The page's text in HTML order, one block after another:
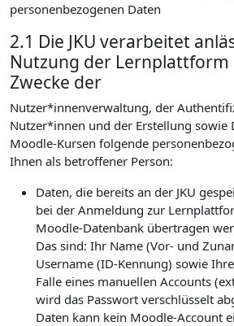
personenbezogenen Daten
2.1 Die JKU verarbeitet
Nutzung der Lernplattform
Zwecke der
Nutzer*innenverwaltung, der
Nutzer*innen und der Erstellung sowie
Moodle-Kursen folgende
Ihnen als betroffener Person:
Daten, die bereits an der JKU
bei der Anmeldung zur
Moodle-Datenbank übertragen
Das sind: Ihr Name (Vor- und
Username (ID-Kennung) sowie
Falle eines manuellen Accounts
wird das Passwort verschlüsselt
Daten kann kein Moodle-Account